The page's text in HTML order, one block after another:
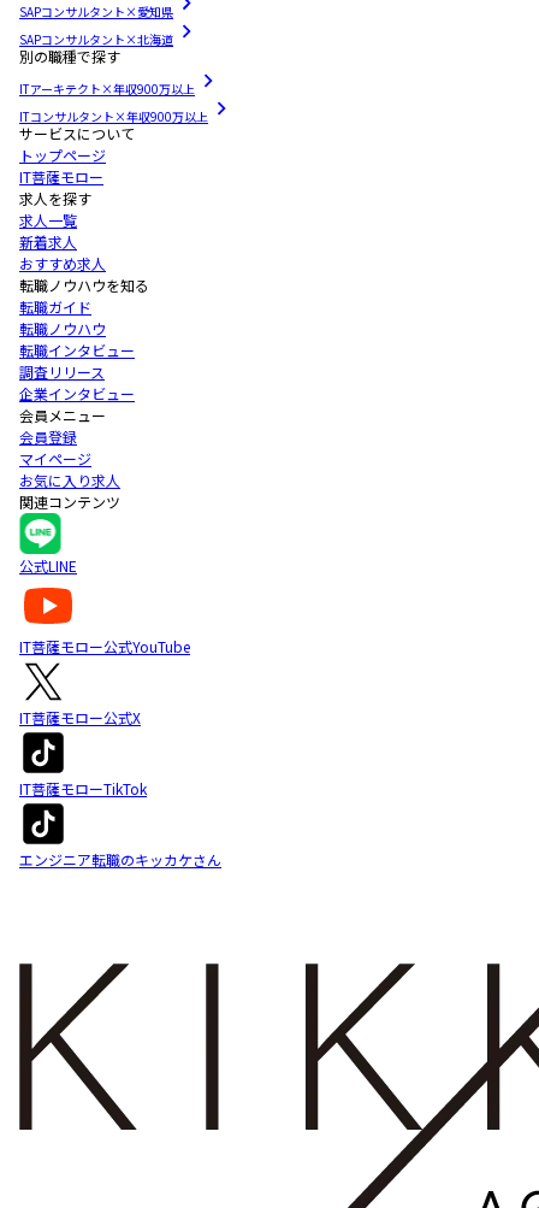
SAPコンサルタント×愛知県
SAPコンサルタント×北海道
別の職種で探す
ITアーキテクト×年収900万以上
ITコンサルタント×年収900万以上
サービスについて
トップページ
IT菩薩モロー
求人を探す
求人一覧
新着求人
おすすめ求人
転職ノウハウを知る
転職ガイド
転職ノウハウ
転職インタビュー
調査リリース
企業インタビュー
会員メニュー
会員登録
マイページ
お気に入り求人
関連コンテンツ
公式LINE
IT菩薩モロー公式YouTube
IT菩薩モロー公式X
IT菩薩モローTikTok
エンジニア転職のキッカケさん